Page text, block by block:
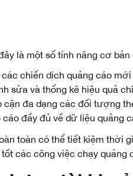
là một số tính năng cơ bản
các chiến dịch quảng cáo
sửa và thống kê hiệu quả
cận đa dạng các đối tượng
cáo đầy đủ về dữ liệu quảng
toàn có thể tiết kiệm thời
các công việc chạy quảng